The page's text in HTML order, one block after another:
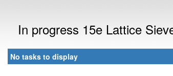
In progress 15e Lattice
No tasks to display